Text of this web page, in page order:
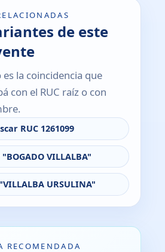
de este
es la coincidencia que
con el RUC raíz o con
RUC 1261099
VILLALBA"
URSULINA"
RECOMENDADA